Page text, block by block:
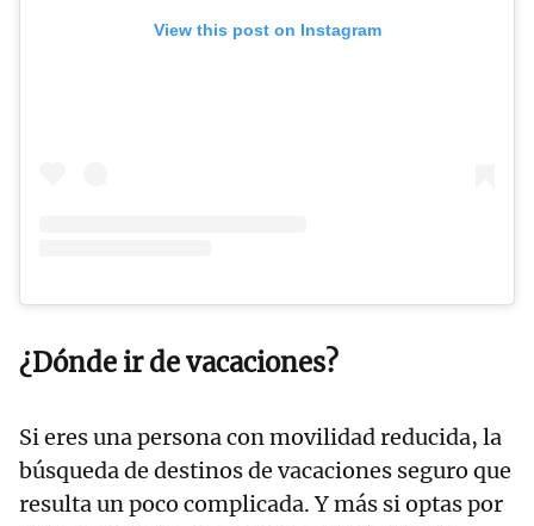
View this post on Instagram
¿Dónde ir de vacaciones?
Si eres una persona con movilidad reducida, la
búsqueda de destinos de vacaciones seguro que
resulta un poco complicada. Y más si optas por